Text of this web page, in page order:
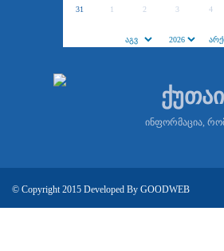
31 1 2 3 4
ინფორმაცია,
© Copyright 2015 Developed By GOODWEB